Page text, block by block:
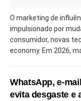
O marketing de
impulsionado por
consumidor, novas
economy. Em 2026,
WhatsApp, e-
evita desgaste e